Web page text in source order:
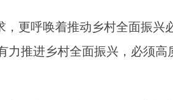
更呼唤着推动乡村全面振兴
力推进乡村全面振兴，必须高